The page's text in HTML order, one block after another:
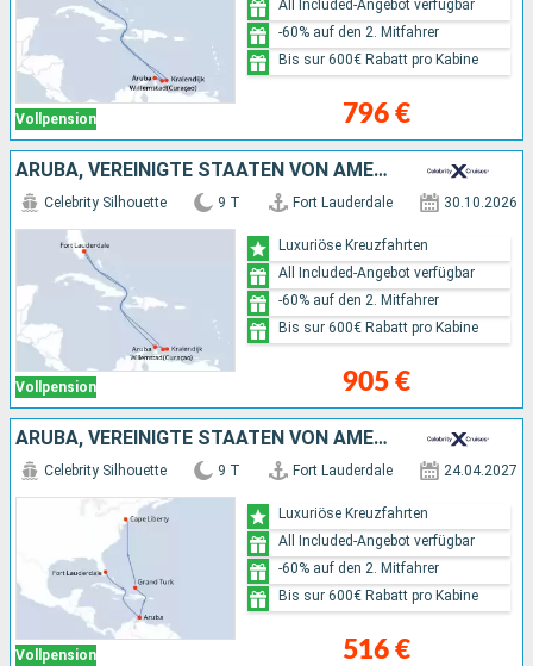
Vollpension 796 €
All Included-Angebot verfügbar
-60% auf den 2. Mitfahrer
Bis sur 600€ Rabatt pro Kabine
ARUBA, VEREINIGTE STAATEN VON AMERIKA
Vollpension
Celebrity Silhouette 9 T Fort Lauderdale 30.10.2026
905 €
Luxuriöse Kreuzfahrten
All Included-Angebot verfügbar
-60% auf den 2. Mitfahrer
Bis sur 600€ Rabatt pro Kabine
ARUBA, VEREINIGTE STAATEN VON AMERIKA
Vollpension
Celebrity Silhouette 9 T Fort Lauderdale 24.04.2027
516 €
Luxuriöse Kreuzfahrten
All Included-Angebot verfügbar
-60% auf den 2. Mitfahrer
Bis sur 600€ Rabatt pro Kabine